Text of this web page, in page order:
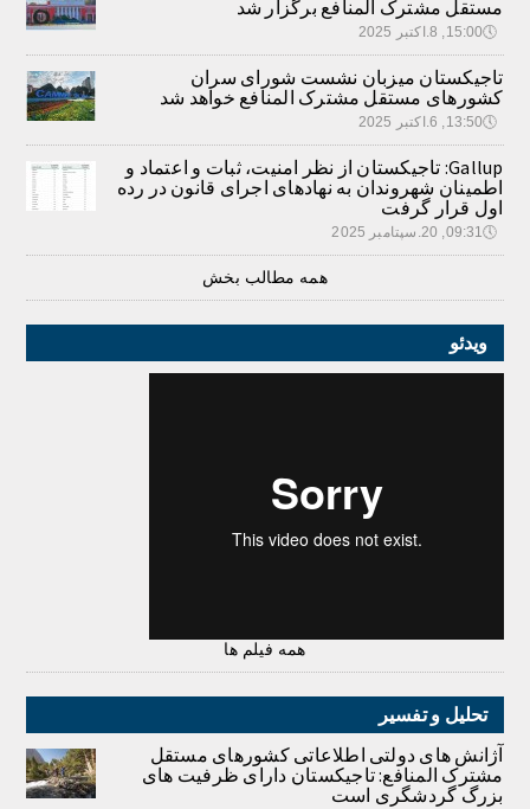
مستقل مشترک المنافع برگزار شد
🕔15:00, 8.اکتبر 2025
تاجیکستان میزبان نشست شورای سران
کشورهای مستقل مشترک المنافع خواهد شد
🕔13:50, 6.اکتبر 2025
Gallup: تاجیکستان از نظر امنیت، ثبات و اعتماد و
اطمینان شهروندان به نهادهای اجرای قانون در رده
اول قرار گرفت
🕔09:31, 20.سپتامبر 2025
همه مطالب بخش
ویدئو
همه فیلم ها
تحلیل و تفسیر
آژانش های دولتی اطلاعاتی کشورهای مستقل
مشترک المنافع: تاجیکستان دارای ظرفیت های
بزرگ گردشگری است